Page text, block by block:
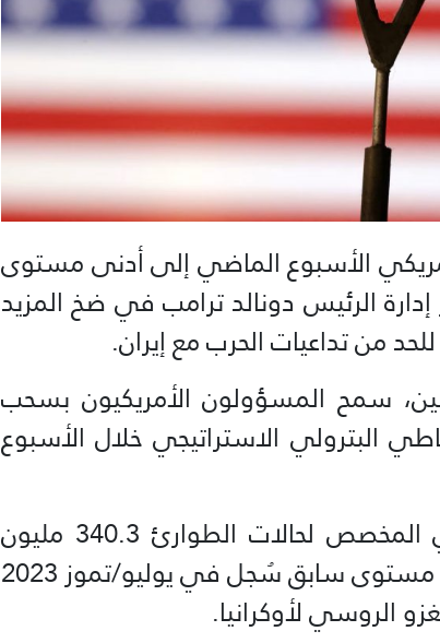
الأسبوع الماضي إلى أدنى مستوى
إدارة الرئيس دونالد ترامب في ضخ المزيد
من تداعيات الحرب مع إيران.
سمح المسؤولون الأمريكيون بسحب
البترولي الاستراتيجي خلال الأسبوع
وبذلك، بلغ مخزون النفط الأمريكي المخصص لحالات الطوارئ 340.3 مليون
برميل من النفط الخام، متجاوزاً أدنى مستوى سابق سُجل في يوليو/تموز 2023
الروسي لأوكرانيا.